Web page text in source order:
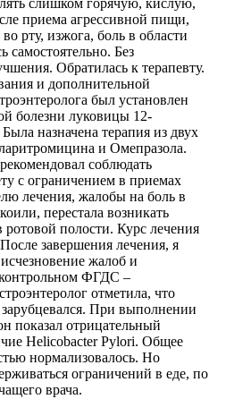
слишком горячую, кислую,
приема агрессивной пищи,
рту, изжога, боль в области
самостоятельно. Без
Обратилась к терапевту.
и дополнительной
был установлен
болезни луковицы 12-
назначена терапия из двух
и Омепразола.
соблюдать
с ограничением в приемах
лечения, жалобы на боль в
перестала возникать
ротовой полости. Курс лечения
завершения лечения, я
жалоб и
ФГДС –
отметила, что
При выполнении
показал отрицательный
Helicobacter Pylori. Общее
нормализовалось. Но
ограничений в еде, по
врача.